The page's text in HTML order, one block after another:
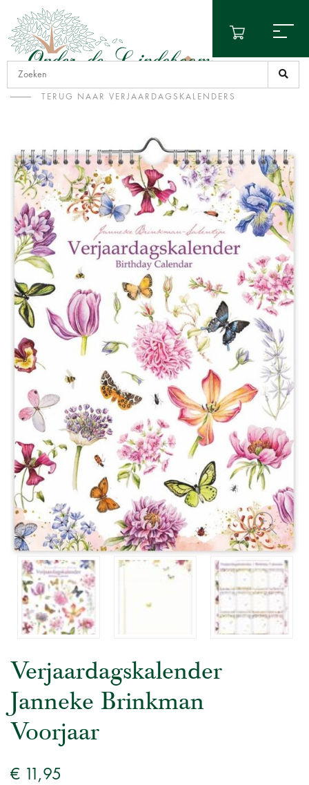
TERUG NAAR VERJAARDAGSKALENDERS
Verjaardagskalender
Janneke Brinkman
Voorjaar
€ 11,95